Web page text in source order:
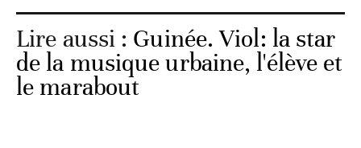
Lire aussi : Guinée. Viol: la star
de la musique urbaine, l'élève et
le marabout